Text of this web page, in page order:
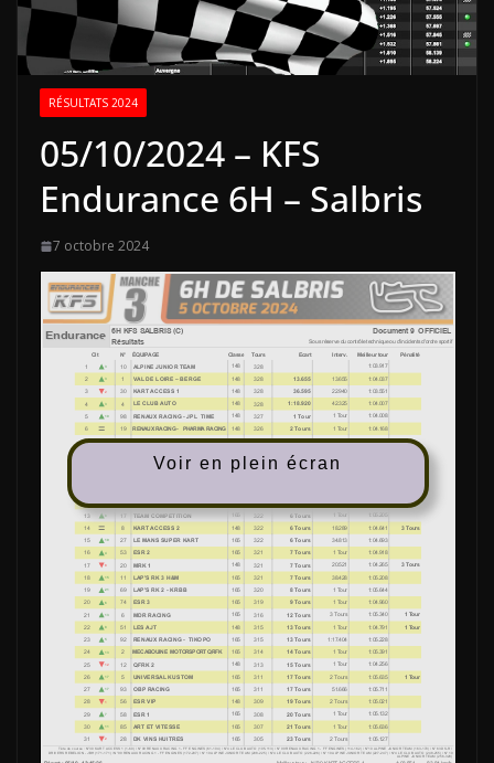
RÉSULTATS 2024
05/10/2024 – KFS
Endurance 6H – Salbris
7 octobre 2024
Voir en plein écran